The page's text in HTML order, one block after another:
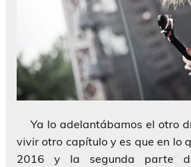
Ya lo adelantábamos el otro
vivir otro capítulo y es que en lo
2016 y la segunda parte